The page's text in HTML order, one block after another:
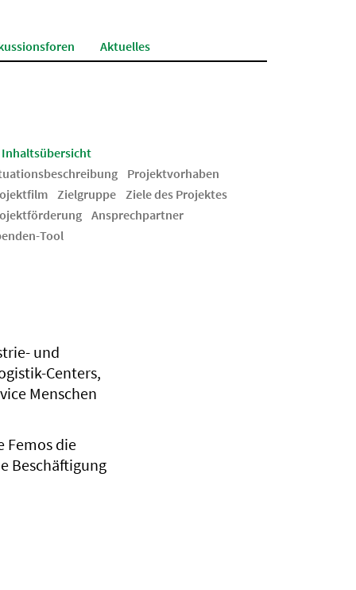
Aktuelles
Inhaltsübersicht
Projektvorhaben
Zielgruppe Ziele des Projektes
Ansprechpartner
Tool
und
Centers,
Menschen
Femos die
Beschäftigung